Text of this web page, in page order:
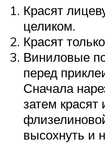
Красят
целиком.
Красят
Виниловые
перед
Сначала
затем красят
высохнуть и